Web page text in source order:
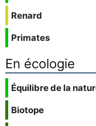
Renard
Primates
En écologie
Équilibre de la
Biotope